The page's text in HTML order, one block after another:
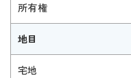
所有権
地目
宅地